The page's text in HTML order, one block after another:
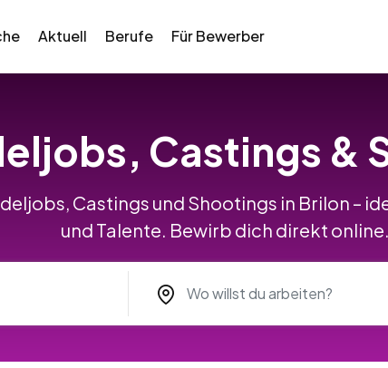
Aktuell Berufe Für Bewerber
Castings &
Castings und Shootings in Brilon –
und Talente. Bewirb dich direkt online.